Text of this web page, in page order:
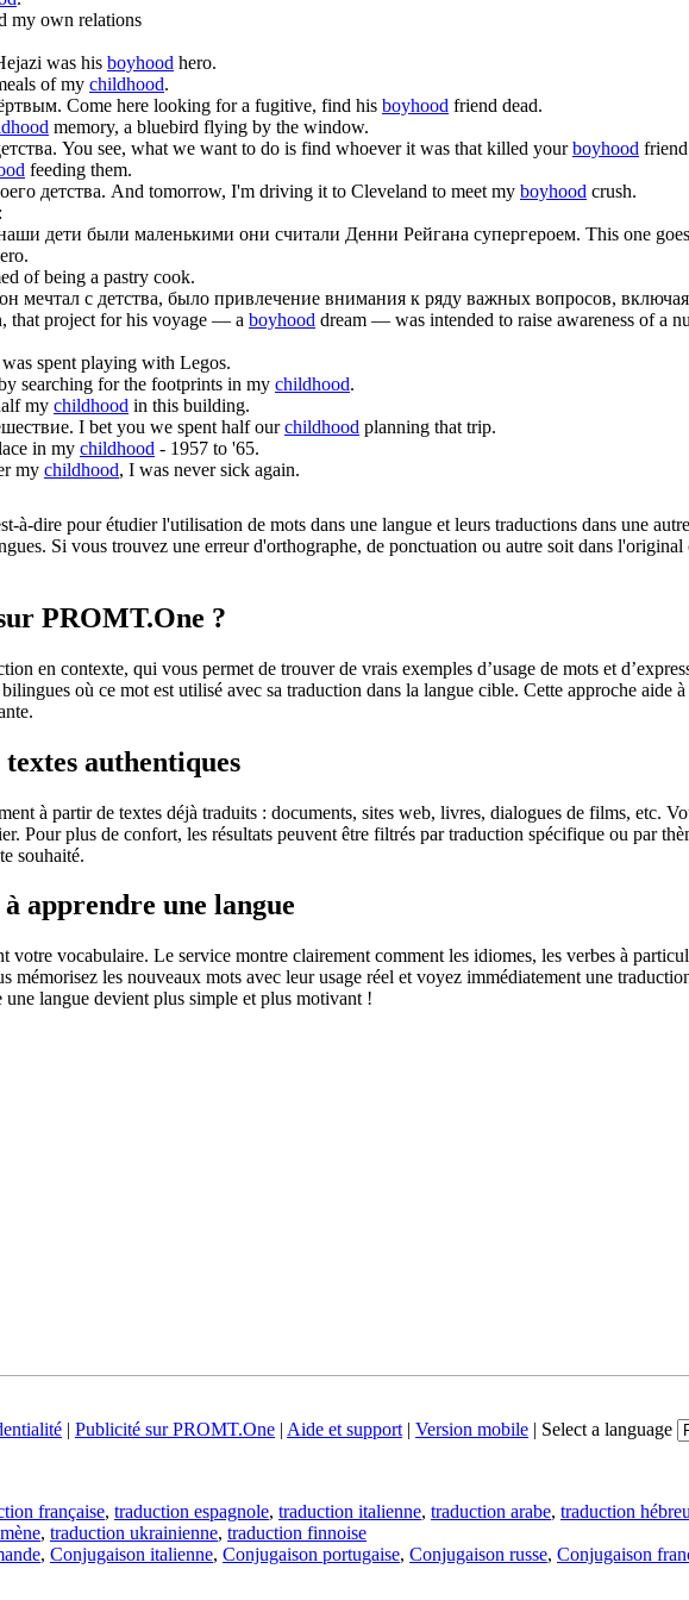
my own relations
was his boyhood hero.
of my childhood.
Come here looking for a fugitive, find his boyhood friend dead.
memory, a bluebird flying by the window.
. You see, what we want to do is find whoever it was that killed yourboyhood
feeding them.
детства. And tomorrow, I'm driving it to Cleveland to meet my boyhood crush.
дети были маленькими они считали Денни Рейгана супергероем. This one
of being a pastry cook.
мечтал с детства, было привлечение внимания к ряду важных вопросов,
that project for his voyage — a boyhood dream — was intended to raise awareness of a
was spent playing with Legos.
searching for the footprints in my childhood.
my childhood in this building.
I bet you we spent half ourchildhood planning that trip.
in my childhood - 1957 to '65.
my childhood, I was never sick again.
à-dire pour étudier l'utilisation de mots dans une langue et leurs traductions dans une
Si vous trouvez une erreur d'orthographe, de ponctuation ou autre soit dans
PROMT.One ?
en contexte, qui vous permet de trouver de vrais exemples d’usage de mots et
où ce mot est utilisé avec sa traduction dans la langue cible. Cette approche aide
textes authentiques
à partir de textes déjà traduits : documents, sites web, livres, dialogues de films, etc.
Pour plus de confort, les résultats peuvent être filtrés par traduction spécifique ou par
souhaité.
apprendre une langue
vocabulaire. Le service montre clairement comment les idiomes, les verbes à
mémorisez les nouveaux mots avec leur usage réel et voyez immédiatement une
langue devient plus simple et plus motivant !
| Publicité sur PROMT.One | Aide et support | Version mobile | Select a language
française, traduction espagnole, traduction italienne, traduction arabe, traduction
, traduction ukrainienne, traduction finnoise
, Conjugaison italienne, Conjugaison portugaise, Conjugaison russe, Conjugaison